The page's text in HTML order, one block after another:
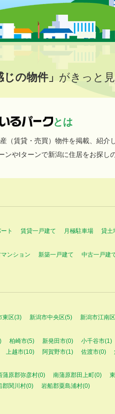
じの物件」 がきっと
とは
（賃貸・売買）物件を掲載、紹
やIターンで新潟に住居をお探し
ト 賃貸一戸建て 月極駐車場 貸土
ンション 新築一戸建て 中古一戸建
東区(3) 新潟市中央区(5) 新潟市江南
柏崎市(5) 新発田市(0) 小千谷市(1)
上越市(10) 阿賀野市(1) 佐渡市(0)
蒲原郡弥彦村(0) 南蒲原郡田上町(0)
郡関川村(0) 岩船郡粟島浦村(0)